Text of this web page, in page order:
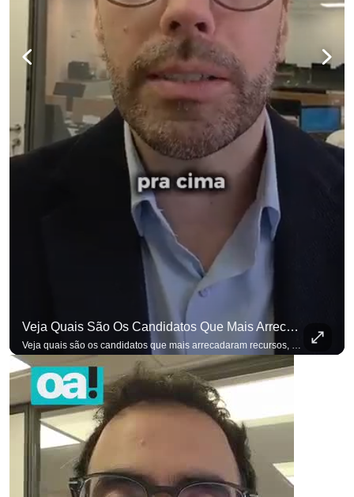
Veja Quais São Os Candidatos Que Mais Arrecadaram Recursos, Até Agora, Por Meio De Vaquinhas Eleito
Veja quais são os candidatos que mais arrecadaram recursos, até agora, por meio de vaquinhas eleitorais. #OAntagonista Se você busca informação com credibilidade, inscreva-se agora e ative o